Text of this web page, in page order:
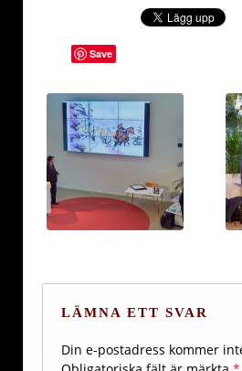
Save
LÄMNA ETT SVAR
Din e-postadress kommer